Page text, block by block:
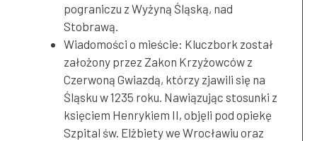
pograniczu z Wyżyną Śląską, nad
Stobrawą.
Wiadomości o mieście: Kluczbork został
założony przez Zakon Krzyżowców z
Czerwoną Gwiazdą, którzy zjawili się na
Śląsku w 1235 roku. Nawiązując stosunki z
księciem Henrykiem II, objęli pod opiekę
Szpital św. Elżbiety we Wrocławiu oraz